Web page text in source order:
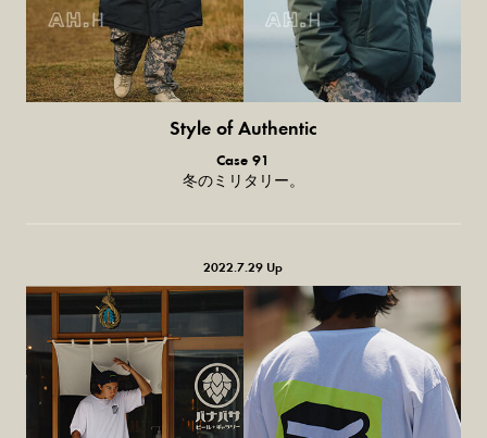
Style of Authentic
普通の服、
普通のスタイル。
Case 91
冬のミリタリー。
2022.7.29 Up